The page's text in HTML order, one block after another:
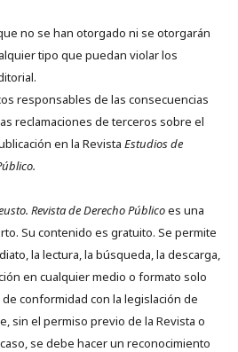
no se han otorgado ni se otorgarán
tipo que puedan violar los
responsables de las consecuencias
reclamaciones de terceros sobre el
en la Revista Estudios de
Revista de Derecho Públicoes una
Su contenido es gratuito. Se permite
la lectura, la búsqueda, la descarga,
en cualquier medio o formato solo
conformidad con la legislación de
sin el permiso previo de la Revista o
se debe hacer un reconocimiento